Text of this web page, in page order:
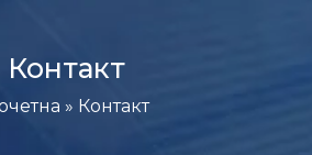
Контакт
» Контакт